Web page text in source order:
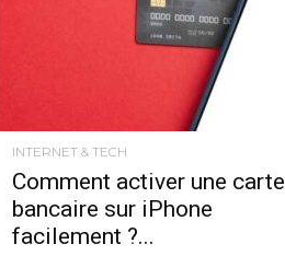
INTERNET & TECH
Comment activer une carte
bancaire sur iPhone
facilement ?...